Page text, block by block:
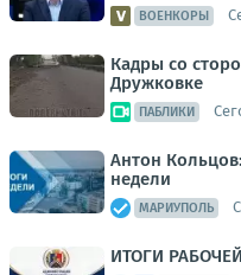
ВОЕНКОРЫ
Кадры со
Дружковке
ПАБЛИКИ
Антон
недели
МАРИУПОЛЬ
ИТОГИ